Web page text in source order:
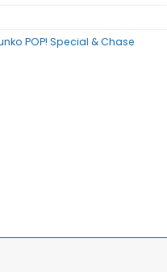
POP! Special & Chase